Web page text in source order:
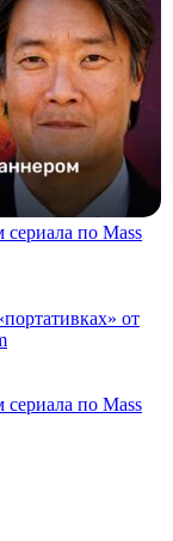
сериала по Mass
от
сериала по Mass